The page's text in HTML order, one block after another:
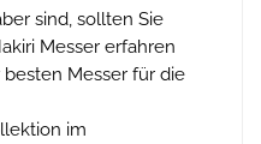
sind, sollten Sie
Messer erfahren
Messer für die
im